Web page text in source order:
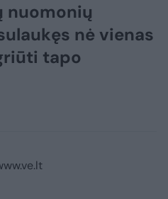
nuomonių
nė vienas
tapo